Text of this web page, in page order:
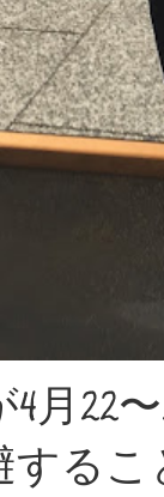
月22
する